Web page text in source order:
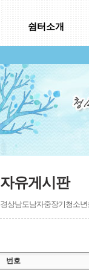
쉼터소개
자유게시판
경상남도남자중장기청소
번호